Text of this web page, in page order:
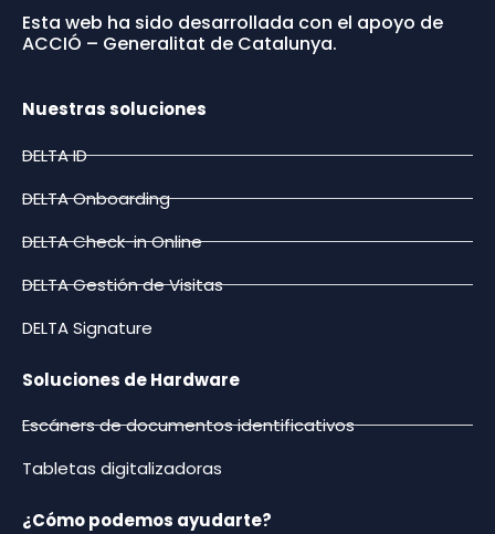
Esta web ha sido desarrollada con el apoyo de
ACCIÓ – Generalitat de Catalunya.
Nuestras soluciones
DELTA ID
DELTA Onboarding
DELTA Check-in Online
DELTA Gestión de Visitas
DELTA Signature
Soluciones de Hardware
Escáners de documentos identificativos
Tabletas digitalizadoras
¿Cómo podemos ayudarte?